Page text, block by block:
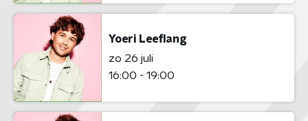
Yoeri Leeflang
zo 26 juli
16:00 - 19:00